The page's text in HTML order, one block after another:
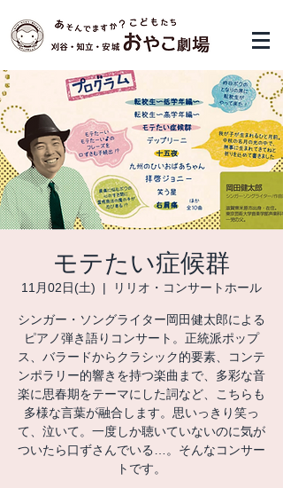
モテたい症候群
11月02日(土)
  |
リリオ・コンサートホール
シンガー・ソングライター岡田健太郎による
ピアノ弾き語りコンサート。正統派ポップ
ス、バラードからクラシック的要素、コンテ
ンポラリー的響きを持つ楽曲まで、多彩な音
楽に思春期をテーマにした詞など、こちらも
多様な言葉が融合します。思いっきり笑っ
て、泣いて。一度しか聴いていないのに気が
ついたら口ずさんでいる…。そんなコンサー
トです。